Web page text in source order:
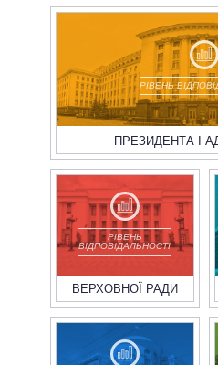
РІВЕНЬ
ПРЕЗИДЕНТА І
РІВЕНЬ
ВІДПОВІДАЛЬНОСТІ
ВЕРХОВНОЇ РАДИ